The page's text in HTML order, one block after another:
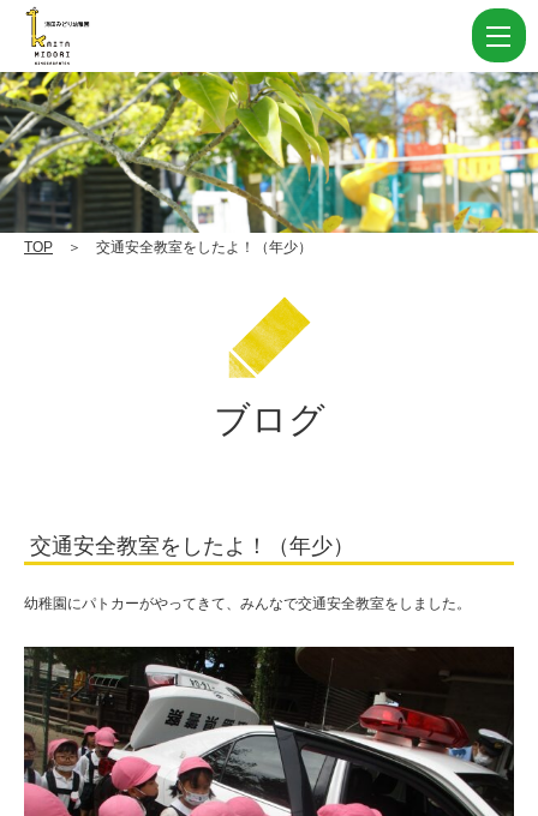
通
安
全
教
室
（年
校
法
人
住
田
学
園
TOP ＞ 交通安全教室をしたよ！（年少）
ブログ
交通安全教室をしたよ！（年少）
幼稚園にパトカーがやってきて、みんなで交通安全教室をしました。